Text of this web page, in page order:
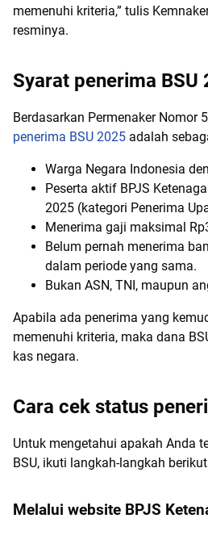
memenuhi kriteria,” tulis
resminya.
Syarat penerima BSU
Berdasarkan Permenaker Nomor
penerima BSU 2025 adalah
Warga Negara Indonesia
Peserta aktif BPJS
2025 (kategori Penerima
Menerima gaji maksimal
Belum pernah menerima
dalam periode yang sama.
Bukan ASN, TNI, maupun
Apabila ada penerima yang
memenuhi kriteria, maka dana
kas negara.
Cara cek status
Untuk mengetahui apakah Anda
BSU, ikuti langkah-langkah
Melalui website BPJS